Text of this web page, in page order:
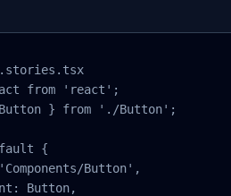
from 'react';
} from './Button';
{
Button',
Button,